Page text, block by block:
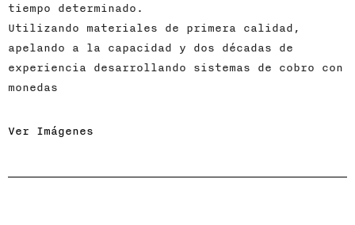
tiempo determinado.
Utilizando materiales de primera calidad,
apelando a la capacidad y dos décadas de
experiencia desarrollando sistemas de cobro con
monedas
Ver Imágenes